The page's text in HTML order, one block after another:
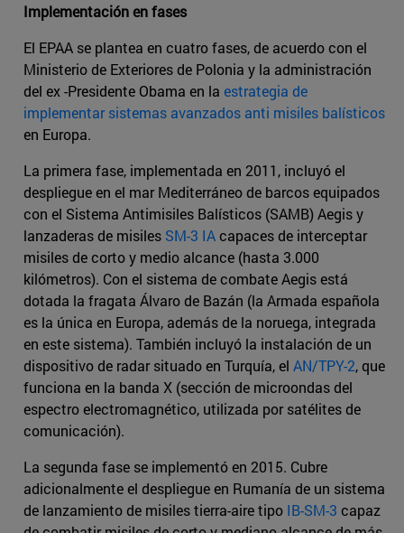
Implementación en fases
El EPAA se plantea en cuatro fases, de acuerdo con el
Ministerio de Exteriores de Polonia y la administración
del ex -Presidente Obama en la estrategia de
implementar sistemas avanzados anti misiles balísticos
en Europa.
La primera fase, implementada en 2011, incluyó el
despliegue en el mar Mediterráneo de barcos equipados
con el Sistema Antimisiles Balísticos (SAMB) Aegis y
lanzaderas de misiles SM-3 IAcapaces de interceptar
misiles de corto y medio alcance (hasta 3.000
kilómetros). Con el sistema de combate Aegis está
dotada la fragata Álvaro de Bazán (la Armada española
es la única en Europa, además de la noruega, integrada
en este sistema). También incluyó la instalación de un
dispositivo de radar situado en Turquía, el AN/TPY-2, que
funciona en la banda X (sección de microondas del
espectro electromagnético, utilizada por satélites de
comunicación).
La segunda fase se implementó en 2015. Cubre
adicionalmente el despliegue en Rumanía de un sistema
de lanzamiento de misiles tierra-aire tipo IB-SM-3 capaz